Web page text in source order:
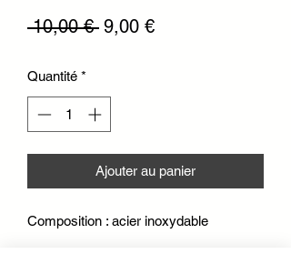
10,00 € Prix
9,00 €Prix
Quantité *
Ajouter au panier
Composition : acier inoxydable